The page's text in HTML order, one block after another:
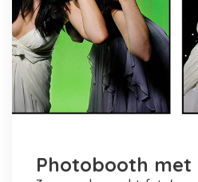
Photobooth met